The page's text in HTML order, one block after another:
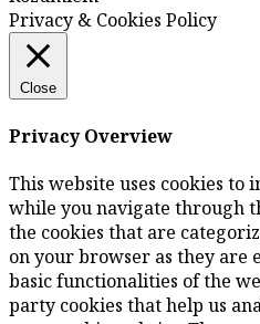
Privacy & Cookies Policy
Close
Privacy Overview
This website uses cookies to
while you navigate through
the cookies that are
on your browser as they
basic functionalities of the
party cookies that help us